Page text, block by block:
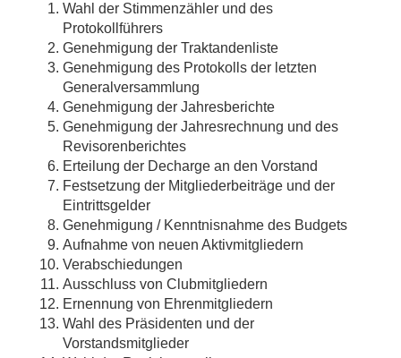
Wahl der Stimmenzähler und des
Protokollführers
Genehmigung der Traktandenliste
Genehmigung des Protokolls der letzten
Generalversammlung
Genehmigung der Jahresberichte
Genehmigung der Jahresrechnung und des
Revisorenberichtes
Erteilung der Decharge an den Vorstand
Festsetzung der Mitgliederbeiträge und der
Eintrittsgelder
Genehmigung / Kenntnisnahme des Budgets
Aufnahme von neuen Aktivmitgliedern
Verabschiedungen
Ausschluss von Clubmitgliedern
Ernennung von Ehrenmitgliedern
Wahl des Präsidenten und der
Vorstandsmitglieder